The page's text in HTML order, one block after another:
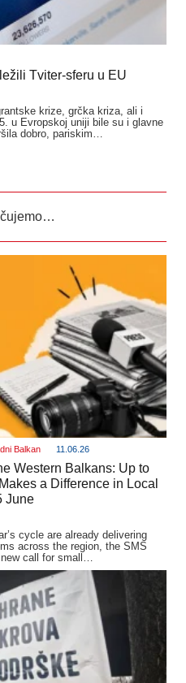
Tviter-sferu u EU
krize, grčka kriza, ali i
u Evropskoj uniji bile su i glavne
dobro, pariskim…
Balkan 11.06.26
Western Balkans: Up to
a Difference in Local
June
cycle are already delivering
across the region, the SMS
call for small…